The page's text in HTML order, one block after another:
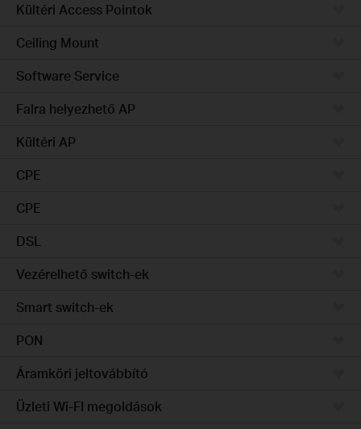
Kültéri Access Pointok
Ceiling Mount
Software Service
Falra helyezhető AP
Kültéri AP
CPE
CPE
DSL
Vezérelhető switch-ek
Smart switch-ek
PON
Áramköri jeltovábbító
Üzleti Wi-FI megoldások